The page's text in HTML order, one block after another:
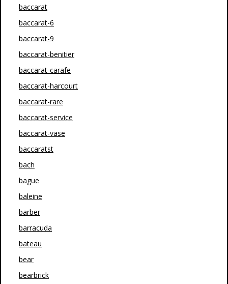
baccarat
baccarat-6
baccarat-9
baccarat-benitier
baccarat-carafe
baccarat-harcourt
baccarat-rare
baccarat-service
baccarat-vase
baccaratst
bach
bague
baleine
barber
barracuda
bateau
bear
bearbrick